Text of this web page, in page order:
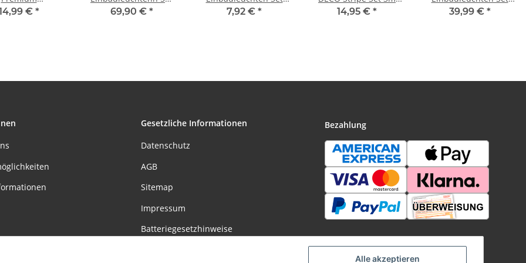
Alle akzeptieren
Glas
€ *
GU10 3000K 230V 350
69,90 € *
schwenkbar 50W 230V
7,92 € *
Party Warmweiß 7,2W
14,95 € *
schwenkbar dimb.LED
39,99 € *
Gesetzliche Informationen
Datenschutz
AGB
Sitemap
Impressum
Batteriegesetzhinweise
Bezahlung